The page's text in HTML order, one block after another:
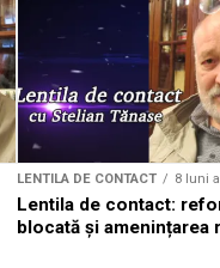
LENTILA DE CONTACT 8 luni
Lentila de contact:
blocată și amenințarea